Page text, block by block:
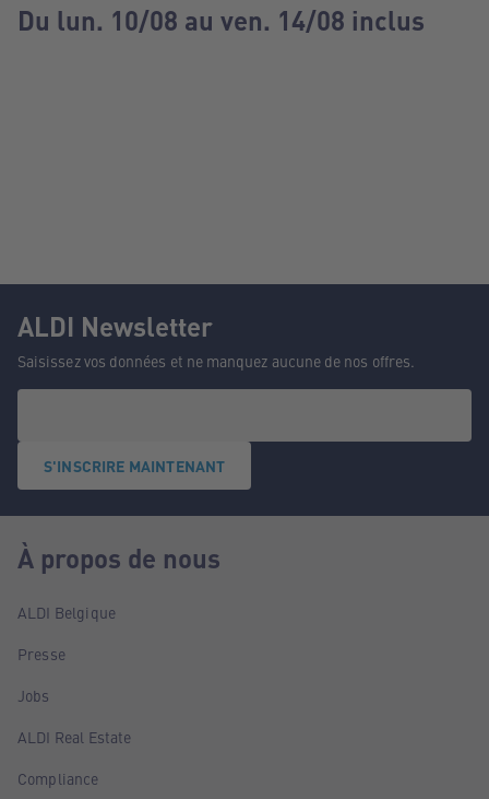
Du lun. 10/08 au ven. 14/08 inclus
ALDI Newsletter
Saisissez vos données et ne manquez aucune de nos offres.
S'INSCRIRE MAINTENANT
À propos de nous
ALDI Belgique
Presse
Jobs
ALDI Real Estate
Compliance